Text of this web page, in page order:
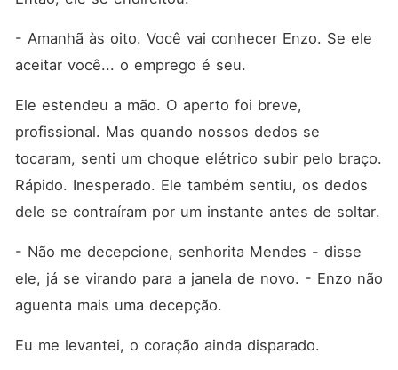
- Amanhã às oito. Você vai conhecer Enzo. Se ele
aceitar você... o emprego é seu.
Ele estendeu a mão. O aperto foi breve,
profissional. Mas quando nossos dedos se
tocaram, senti um choque elétrico subir pelo braço.
Rápido. Inesperado. Ele também sentiu, os dedos
dele se contraíram por um instante antes de soltar.
- Não me decepcione, senhorita Mendes - disse
ele, já se virando para a janela de novo. - Enzo não
aguenta mais uma decepção.
Eu me levantei, o coração ainda disparado.